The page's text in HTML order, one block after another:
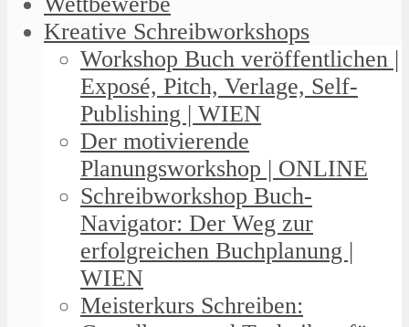
Kreative Schreibworkshops
Workshop Buch veröffentlichen |
Exposé, Pitch, Verlage, Self-
Publishing | WIEN
Der motivierende
Planungsworkshop | ONLINE
Schreibworkshop Buch-
Navigator: Der Weg zur
erfolgreichen Buchplanung |
WIEN
Meisterkurs Schreiben: